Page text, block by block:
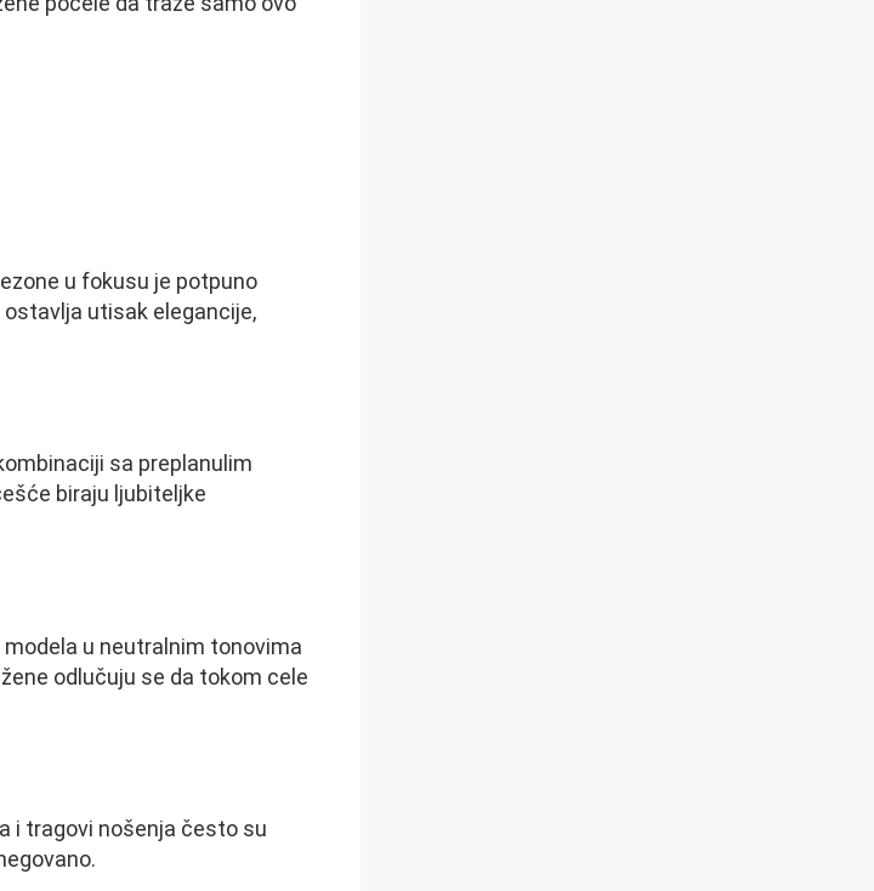
u fokusu je potpuno
utisak elegancije,
sa preplanulim
biraju ljubiteljke
u neutralnim tonovima
odlučuju se da tokom cele
i tragovi nošenja često su